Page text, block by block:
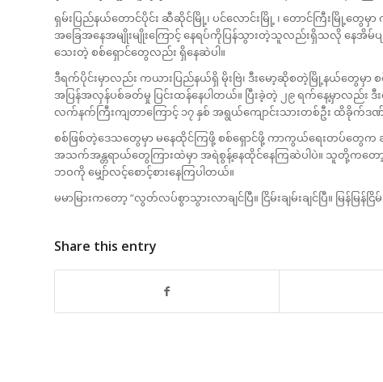
ရှမ်းပြည်နယ်တောင်ပိုင်း ဆီဆိုင်မြို့၊ ပင်လောင်းမြို့ ၊ တောင်ကြီးမြို့တွေ
အခြေအနေအမျိုးမျိုးကြောင့် နေရပ်ကိုပြန်သွားတဲ့သူလည်းရှိသလို နေအိမ်ပ
သေးတဲ့ စစ်ရှောင်တွေလည်း ရှိနေဆဲပါ။
ဒီရက်ပိုင်းမှာလည်း ကယားပြည်နယ်ရှိ မိုးဗြဲ၊ ဒီးမော့ဆိုစတဲ့မြို့နယ်တွေမှ
အပြန်အလှန်ပစ်ခတ်မှု ပြင်းထန်နေပါတယ်။ ပြီးခဲ့တဲ့ ၂၉ ရက်နေ့မှာလည်း ဒီး
လက်နက်ကြီးကျတာကြောင့် ၁၇ နှစ် အရွယ်ကျောင်းသားတစ်ဦး ထိခိုက်ဒ
စစ်ဖြစ်တဲ့ဒေသတွေမှာ မနေထိုင်ကြဖို့ စစ်ရှောင်ဖို့ ကာကွယ်ရေးတပ်တွေက
အသက်အန္တရာယ်တွေကြားထဲမှာ အရဲစွန့်နေထိုင်နေကြဆဲပါပဲ။ သူတို့ကတော့ စ
ဘဝကို မျှော်လင့်စောင့်စားနေကြပါတယ်။
မမာမြားကတော့ “လွတ်လပ်စွာသွားလာချင်ပြီ။ ငြိမ်းချမ်းချင်ပြီ။ မြန်မ
Share this entry